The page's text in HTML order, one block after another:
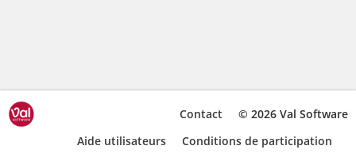
© 2026 Val Software
Contact
Conditions de participation
Aide utilisateurs